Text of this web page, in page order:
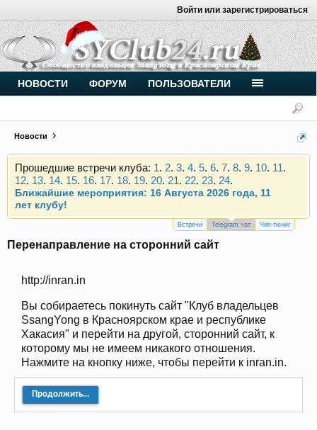
Войти или зарегистрироваться
Новости
Внимание, новые участники нашего клуба!
Основное общение происходит вTelegram-чате.
Присоединяйтесь.
Чип-тюнинг (прошивка) дизелей от
Прошедшие встречи клуба:1.2.3.4.5.6.7.8.9.10.11.
12.13.14.15 .16.17. 18.19. 20 .21. 22 .23. 24
Ближайшие мероприятия: 16 Августа 2026 года, 11
лет клубу!
Внимание, новые участники нашего клуба!
Основное общение происходит вTelegram-чате
Прошедшие встречи клуба:1.2 .3.4.5 .6.7.8.9.10
12.13.14. 15.16.17.18 .19.20.21.22.23.24.
Ближайшие мероприятия: 16 Августа 2026 года, 11
лет клубу!
Встречи Telegram чат Чип-тюниг
Перенаправление на сторонний сайт
http://inran.in
Вы собираетесь покинуть сайт "Клуб владельцев
SsangYong в Красноярском крае и республике
Хакасия" и перейти на другой, сторонний сайт, к
которому мы не имеем никакого отношения.
Нажмите на кнопку ниже, чтобы перейти к inran.in.
Продолжить...
НОВОСТИ ФОРУМ ПОЛЬЗОВАТЕЛИ